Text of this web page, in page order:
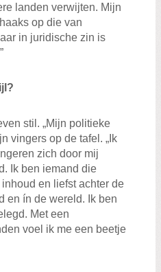
landen verwijten. Mijn
op die van
in juridische zin is
stil. „Mijn politieke
vingers op de tafel. „Ik
zich door mij
Ik ben iemand die
en liefst achter de
en ín de wereld. Ik ben
Met een
voel ik me een beetje